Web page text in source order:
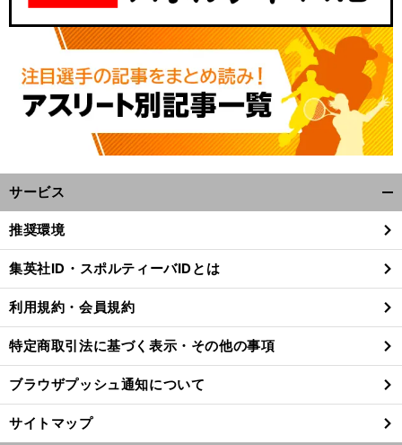
サービス
閉
る
推奨環境
集英社ID・スポルティーバIDとは
利用規約・会員規約
特定商取引法に基づく表示・その他の事項
ブラウザプッシュ通知について
サイトマップ